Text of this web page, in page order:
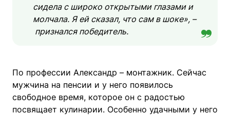
сидела с широко открытыми глазами и
молчала. Я ей сказал, что сам в шоке», –
признался победитель.
По профессии Александр – монтажник. Сейчас
мужчина на пенсии и у него появилось
свободное время, которое он с радостью
посвящает кулинарии. Особенно удачными у него